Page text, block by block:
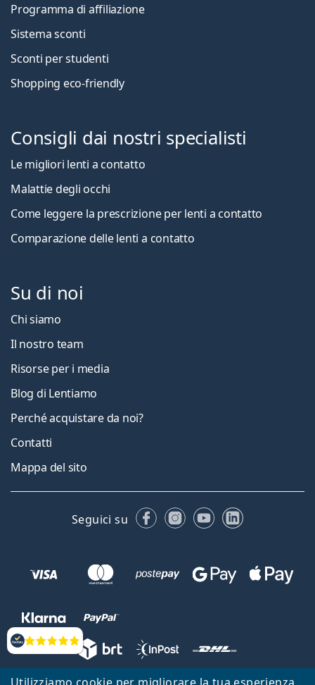
Valutazione
Programma di affiliazione
Sistema sconti
Sconti per studenti
Shopping eco-friendly
Consigli dai nostri specialisti
Le migliori lenti a contatto
Malattie degli occhi
Come leggere la prescrizione per lenti a contatto
Comparazione delle lenti a contatto
Su di noi
Chi siamo
Il nostro team
Risorse per i media
Blog di Lentiamo
Perché acquistare da noi?
Contatti
Mappa del sito
Seguici su FacebookInstagram
YouTubeLinkedIn